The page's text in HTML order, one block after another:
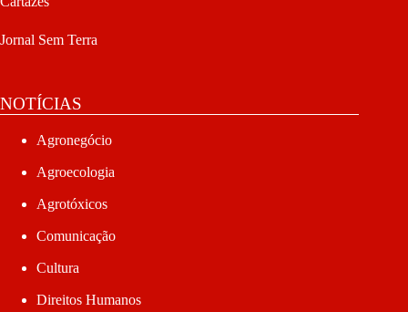
Jornal Sem Terra
NOTÍCIAS
Agronegócio
Agroecologia
Agrotóxicos
Comunicação
Cultura
Direitos Humanos